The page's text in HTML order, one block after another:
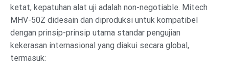
ketat, kepatuhan alat uji adalah non-negotiable. Mitech
MHV-50Z didesain dan diproduksi untuk kompatibel
dengan prinsip-prinsip utama standar pengujian
kekerasan internasional yang diakui secara global,
termasuk: